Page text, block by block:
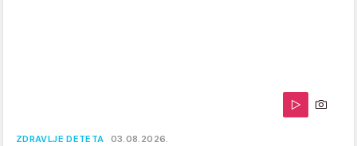
ZDRAVLJE DETETA 03.08.2026.